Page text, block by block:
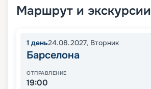
Маршрут и экскурсии
1 день24.08.2027, Вторник
Барселона
ОТПРАВЛЕНИЕ
19:00